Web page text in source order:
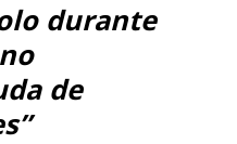
durante
de